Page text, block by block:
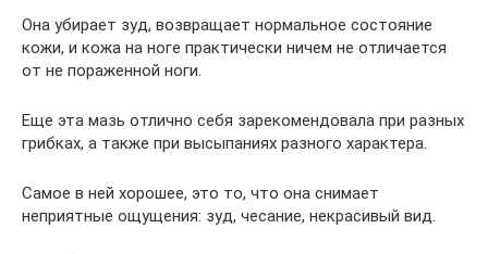
Она убирает зуд, возвращает нормальное состояние
кожи, и кожа на ноге практически ничем не отличается
от не пораженной ноги.
Еще эта мазь отлично себя зарекомендовала при разных
грибках, а также при высыпаниях разного характера.
Самое в ней хорошее, это то, что она снимает
неприятные ощущения: зуд, чесание, некрасивый вид.